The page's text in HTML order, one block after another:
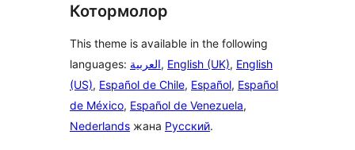
Котормолор
This theme is available in the following
languages: العربية, English (UK), English
(US), Español de Chile, Español, Español
de México, Español de Venezuela,
Nederlands жана Русский.